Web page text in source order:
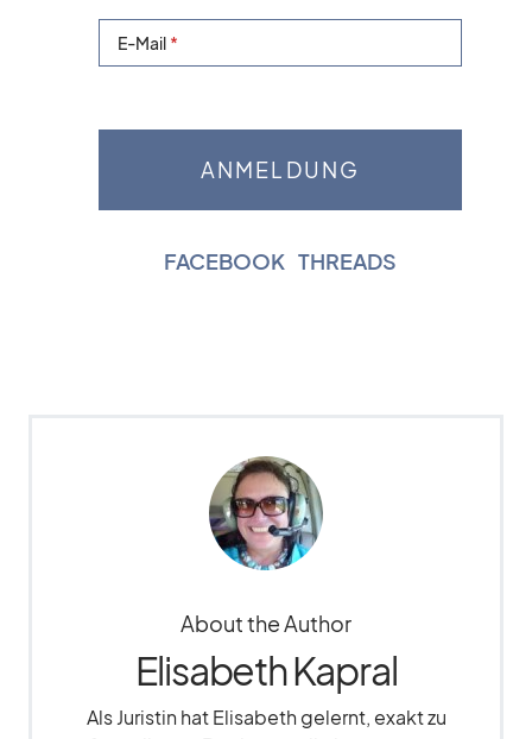
E-Mail
FACEBOOK THREADS
About the Author
Elisabeth Kapral
Als Juristin hat Elisabeth gelernt, exakt zu